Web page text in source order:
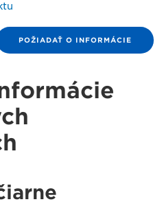
POŽIADAŤ O INFORMÁCIE